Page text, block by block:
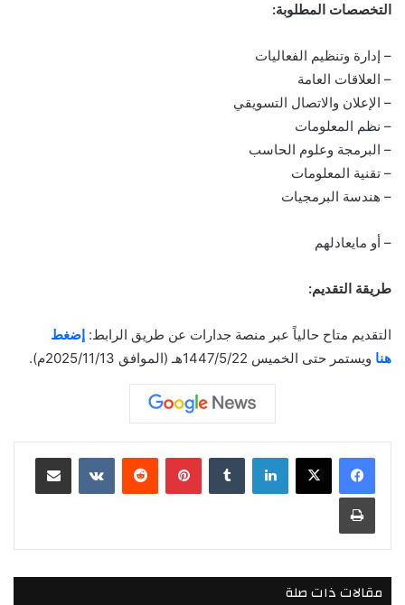
التخصصات المطلوبة:
– إدارة وتنظيم الفعاليات
– العلاقات العامة
– الإعلان والاتصال التسويقي
– نظم المعلومات
– البرمجة وعلوم الحاسب
– تقنية المعلومات
– هندسة البرمجيات
– أو مايعادلهم
طريقة التقديم:
التقديم متاح حالياً عبر منصة جدارات عن طريق الرابط: إضغط
هنا ويستمر حتى الخميس 1447/5/22هـ (الموافق 2025/11/13م).
لينكدإن بينتيريست مشاركة عبر البريد
طباعة
مقالات ذات صلة